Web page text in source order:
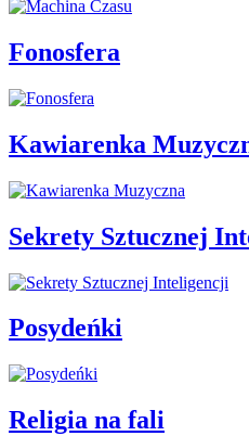
Fonosfera
Kawiarenka
Sekrety Sztucznej
Posydeńki
Religia na fali